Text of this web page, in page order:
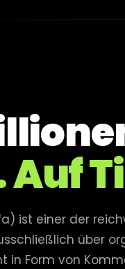
ist einer der
über
Form von